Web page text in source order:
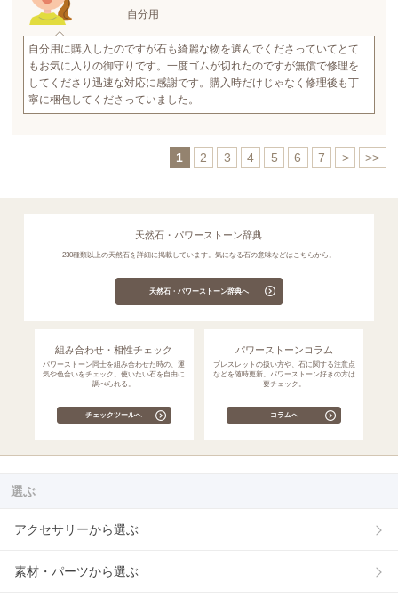
自分用
自分用に購入したのですが石も綺麗な物を選んでくださっていてとて
もお気に入りの御守りです。一度ゴムが切れたのですが無償で修理を
してくださり迅速な対応に感謝です。購入時だけじゃなく修理後も丁
寧に梱包してくださっていました。
1 2 3 4 5 6 7 > >>
天然石・パワーストーン辞典
230種類以上の天然石を詳細に掲載しています。気になる石の意味などはこちらから。
天然石・パワーストーン辞典へ
組み合わせ・相性チェック
パワーストーン同士を組み合わせた時の、運
気や色合いをチェック。使いたい石を自由に
調べられる。
チェックツールへ
パワーストーンコラム
ブレスレットの扱い方や、石に関する注意点
などを随時更新。パワーストーン好きの方は
要チェック。
コラムへ
選ぶ
アクセサリーから選ぶ
素材・パーツから選ぶ